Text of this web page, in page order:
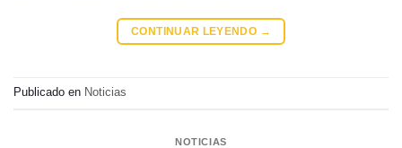
CONTINUAR LEYENDO →
Publicado en Noticias
NOTICIAS